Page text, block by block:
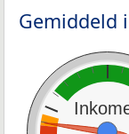
Gemiddeld